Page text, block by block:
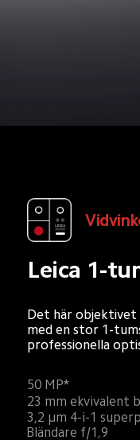
Leica 1-
Det här
med en stor 1-
professionella
50 MP*
23 mm ekvivalent
3,2 µm 4-i-1
Bländare f/1,9